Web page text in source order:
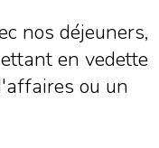
nos déjeuners,
en vedette
ou un